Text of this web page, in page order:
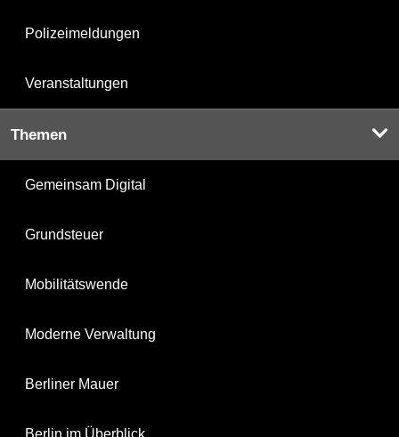
Polizeimeldungen
Veranstaltungen
Themen
Gemeinsam Digital
Grundsteuer
Mobilitätswende
Moderne Verwaltung
Berliner Mauer
Berlin im Überblick